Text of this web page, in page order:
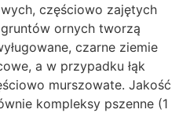
częściowo zajętych
ornych tworzą
czarne ziemie
a w przypadku łąk
murszowate. Jakość
kompleksy pszenne (1